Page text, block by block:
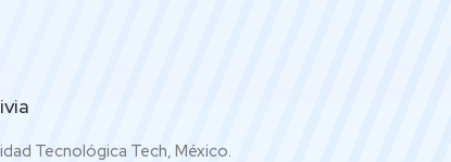
Tecnológica Tech, México.